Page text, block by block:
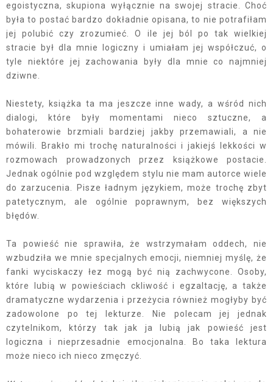
egoistyczna, skupiona wyłącznie na swojej stracie. Choć
była to postać bardzo dokładnie opisana, to nie potrafiłam
jej polubić czy zrozumieć. O ile jej ból po tak wielkiej
stracie był dla mnie logiczny i umiałam jej współczuć, o
tyle niektóre jej zachowania były dla mnie co najmniej
dziwne.
Niestety, książka ta ma jeszcze inne wady, a wśród nich
dialogi, które były momentami nieco sztuczne, a
bohaterowie brzmiali bardziej jakby przemawiali, a nie
mówili. Brakło mi trochę naturalności i jakiejś lekkości w
rozmowach prowadzonych przez książkowe postacie.
Jednak ogólnie pod względem stylu nie mam autorce wiele
do zarzucenia. Pisze ładnym językiem, może trochę zbyt
patetycznym, ale ogólnie poprawnym, bez większych
błędów.
Ta powieść nie sprawiła, że wstrzymałam oddech, nie
wzbudziła we mnie specjalnych emocji, niemniej myślę, że
fanki wyciskaczy łez mogą być nią zachwycone. Osoby,
które lubią w powieściach ckliwość i egzaltację, a także
dramatyczne wydarzenia i przeżycia również mogłyby być
zadowolone po tej lekturze. Nie polecam jej jednak
czytelnikom, którzy tak jak ja lubią jak powieść jest
logiczna i nieprzesadnie emocjonalna. Bo taka lektura
może nieco ich nieco zmęczyć.